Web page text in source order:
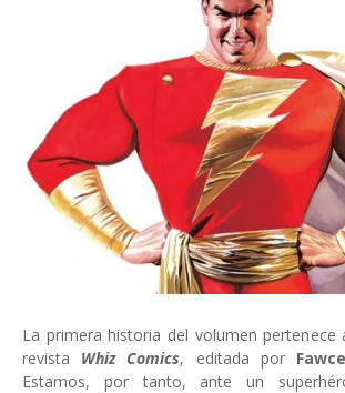
La primera historia del volumen
revista Whiz Comics, editada por
Estamos, por tanto, ante un